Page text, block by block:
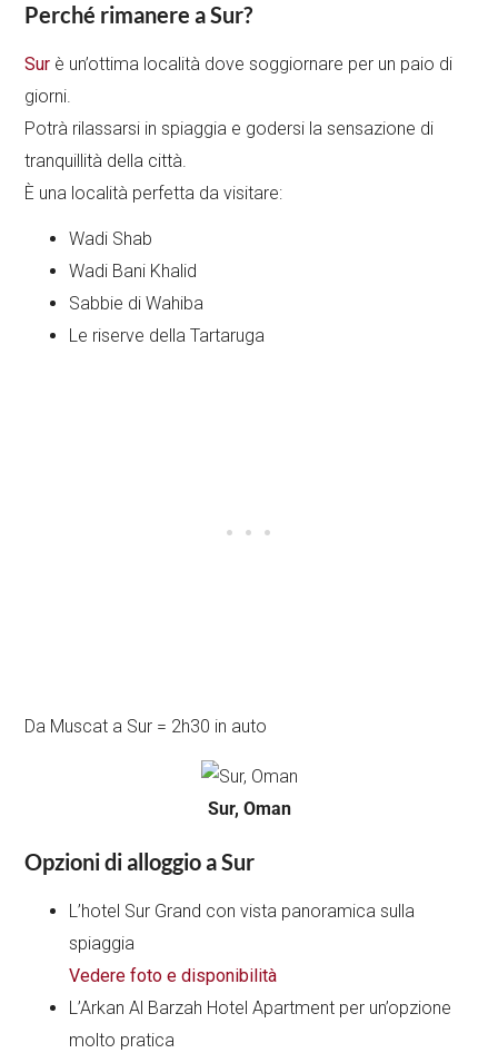
Perché rimanere a Sur?
Sur è un’ottima località dove soggiornare per un paio di
giorni.
Potrà rilassarsi in spiaggia e godersi la sensazione di
tranquillità della città.
È una località perfetta da visitare:
Wadi Shab
Wadi Bani Khalid
Sabbie di Wahiba
Le riserve della Tartaruga
Da Muscat a Sur = 2h30 in auto
Sur, Oman
Opzioni di alloggio a Sur
L’hotel Sur Grand con vista panoramica sulla
spiaggia
Vedere foto e disponibilità
L’Arkan Al Barzah Hotel Apartment per un’opzione
molto pratica